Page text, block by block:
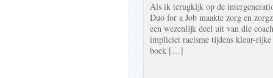
Als ik terugkijk op de
Duo for a Job maakte zorg en
een wezenlijk deel uit van die
impliciet racisme tijdens kleur-
boek […]